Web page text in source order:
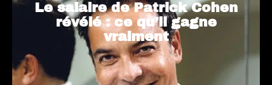
Le salaire de Patrick Cohen
révélé : ce qu’il gagne
vraiment